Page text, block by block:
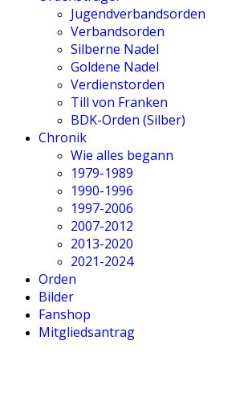
Jugendverbandsorden
Verbandsorden
Silberne Nadel
Goldene Nadel
Verdienstorden
Till von Franken
BDK-Orden (Silber)
Chronik
Wie alles begann
1979-1989
1990-1996
1997-2006
2007-2012
2013-2020
2021-2024
Orden
Bilder
Fanshop
Mitgliedsantrag